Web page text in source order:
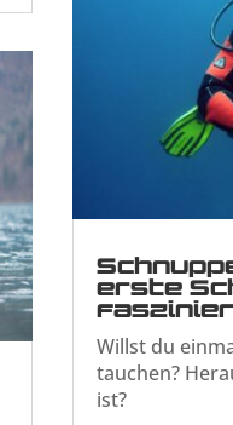
erste
Willst du
tauchen?
ist?